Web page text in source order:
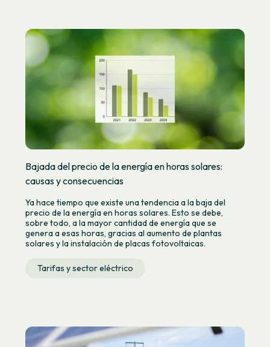
Bajada del precio de la energía en horas solares:
causas y consecuencias
Ya hace tiempo que existe una tendencia a la baja del
precio de la energía en horas solares. Esto se debe,
sobre todo, a la mayor cantidad de energía que se
genera a esas horas, gracias al aumento de plantas
solares y la instalación de placas fotovoltaicas.
Tarifas y sector eléctrico